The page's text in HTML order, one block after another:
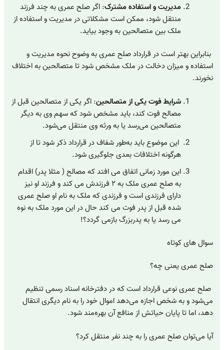
مدیریت و استفاده مشترک: اگر صلح عمری به چند فرزند
منتقل شود، ممکن است مشکلاتی در مدیریت و استفاده از
ملک بین متصالحین به وجود بیاید.
بنابراین بهتر است در قرارداد صلح عمری به وضوح نحوه مدیریت و
استفاده و میزان دخالت در ملک مشخص شود تا متصالحین به اختلاف
نخورند.
شرایط فوت یکی از متصالحین: اگر یکی از متصالحین قبل از
مصالح فوت کند، باید مشخص شود که سهم وی به دیگر
متصالحین می‌رسد یا به ورثه وی منتقل می‌شود.
این موضوع باید به‌طور شفاف در قرارداد ذکر شود تا از
هرگونه اختلافات بعدی جلوگیری شود.
این مورد زمانی اتفاق می افتد که مصالح ( مثلا پدر) اقدام
به صلح عمری ملک به ۲ فرزندش می کند و فرزند او نیز
دارای فرزندی است و فرزندی که ملک به نام او صلح عمری
شده قبل از پدر فوت می کند حال در این مورد ملک به نوه
می رسد یا به پدربزرگ بازمی گردد؟!
سوال های کوتاه
صلح عمری یعنی چه؟
صلح عمری نوعی قرارداد است که در دفترخانه اسناد رسمی تنظیم
می‌شود و به شخص اجازه می‌دهد اموال خود را به نام دیگری انتقال
دهد، اما تا پایان حیاتش از منافع آن بهره‌مند شود.
آیا می‌توان صلح عمری را به چند نفر منتقل کرد؟